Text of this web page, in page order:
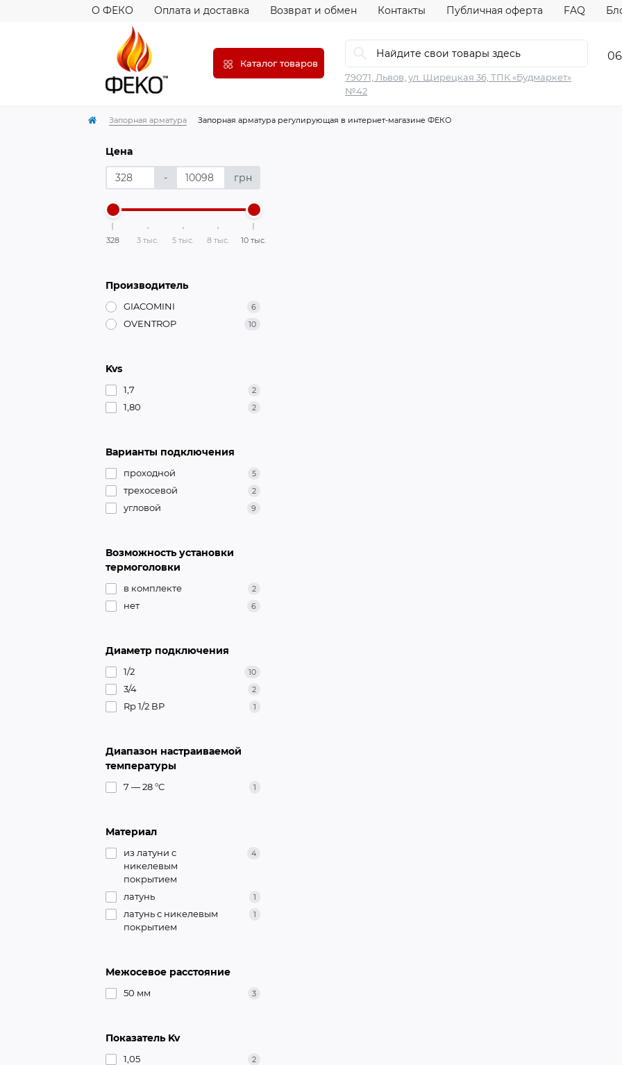
О ФЕКО Оплата и доставка Возврат и обмен Контакты Публичная оферта FAQ
Каталог товаров
79071, Львов, ул. Щирецкая 36, ТПК «Будмаркет»
№42
Запорная арматура Запорная арматура регулирующая в интернет-магазине ФЕКО
Цена
- грн
328 3 тыс. 5 тыс. 8 тыс. 10 тыс.
Производитель
GIACOMINI 6
OVENTROP 10
Kvs
1,7 2
1,80 2
Варианты подключения
проходной 5
трехосевой 2
угловой 9
Возможность установки
термоголовки
в комплекте 2
нет 6
Диаметр подключения
1/2 10
3/4 2
Rp 1/2 ВР 1
Диапазон настраиваемой
температуры
7 — 28 °C 1
Материал
из латуни с
никелевым
покрытием
4
латунь 1
латунь с никелевым
покрытием
1
Межосевое расстояние
50 мм 3
Показатель Kv
1,05 2